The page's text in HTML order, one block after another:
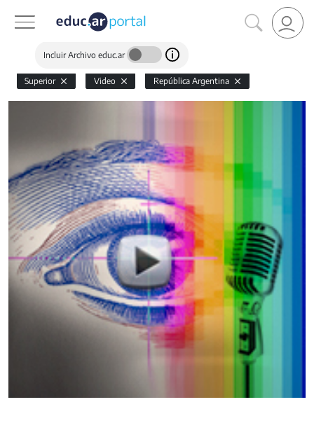
Incluir Archivo educ.ar
Superior Video República Argentina